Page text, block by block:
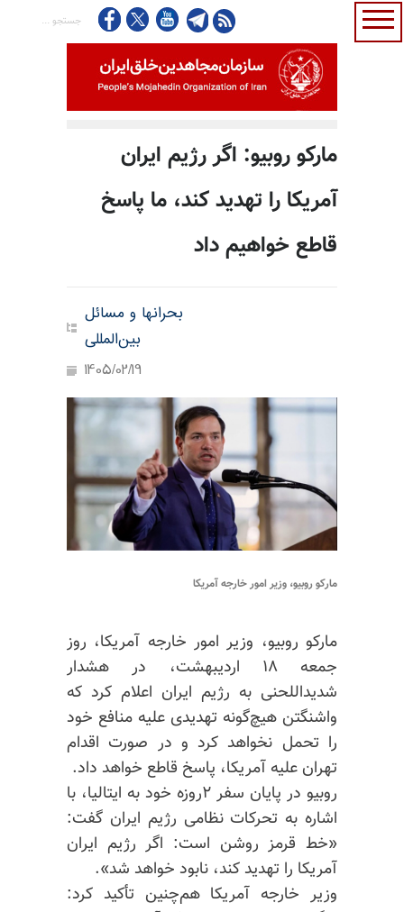
مارکو روبیو: اگر رژیم ایران
آمریکا را تهدید کند، ما پاسخ
قاطع خواهیم داد
بحرانها و مسائل
بین‌المللی
1405/02/19
مارکو روبیو، وزیر امور خارجه آمریکا
مارکو روبیو، وزیر امور خارجه آمریکا، روز
جمعه ۱۸ اردیبهشت، در هشدار
شدیداللحنی به رژیم ایران اعلام کرد که
واشنگتن هیچ‌گونه تهدیدی علیه منافع خود
را تحمل نخواهد کرد و در صورت اقدام
تهران علیه آمریکا، پاسخ قاطع خواهد داد.
روبیو در پایان سفر ۲روزه خود به ایتالیا، با
اشاره به تحرکات نظامی رژیم ایران گفت:
«خط قرمز روشن است: اگر رژیم ایران
آمریکا را تهدید کند، نابود خواهد شد».
وزیر خارجه آمریکا هم‌چنین تأکید کرد: